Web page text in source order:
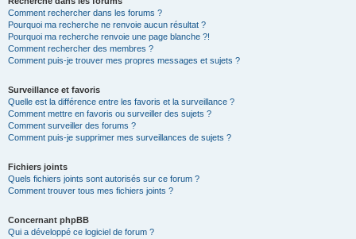
Comment rechercher dans les forums ?
Pourquoi ma recherche ne renvoie aucun résultat ?
Pourquoi ma recherche renvoie une page blanche ?!
Comment rechercher des membres ?
Comment puis-je trouver mes propres messages et sujets ?
Surveillance et favoris
Quelle est la différence entre les favoris et la surveillance ?
Comment mettre en favoris ou surveiller des sujets ?
Comment surveiller des forums ?
Comment puis-je supprimer mes surveillances de sujets ?
Fichiers joints
Quels fichiers joints sont autorisés sur ce forum ?
Comment trouver tous mes fichiers joints ?
Concernant phpBB
Qui a développé ce logiciel de forum ?